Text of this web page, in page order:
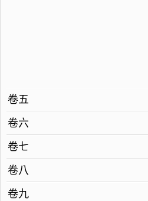
卷五
卷六
卷七
卷八
卷九